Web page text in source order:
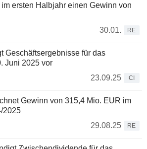
ersten Halbjahr einen Gewinn von
30.01.
RE
Geschäftsergebnisse für das
Juni 2025 vor
23.09.25
CI
Gewinn von 315,4 Mio. EUR im
2025
29.08.25
RE